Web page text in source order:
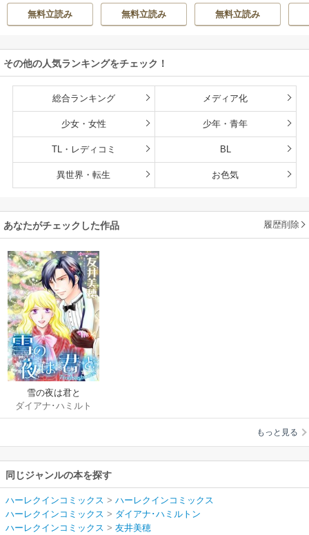
エ
hiyo
無料立読み
レンス / わたぬき
めん
無料立読み
桜井りょう
無料立読み
ッ
その他の人気ランキングをチェック！
総合ランキング メディア化
少女・女性 少年・青年
TL・レディコミ BL
異世界・転生 お色気
あなたがチェックした作品 履歴削除
雪の夜は君と
ダイアナ･ハミルト
ン/友井美穂
もっと見る
同じジャンルの本を探す
ハーレクインコミックス > ハーレクインコミックス
ハーレクインコミックス > ダイアナ･ハミルトン
ハーレクインコミックス > 友井美穂